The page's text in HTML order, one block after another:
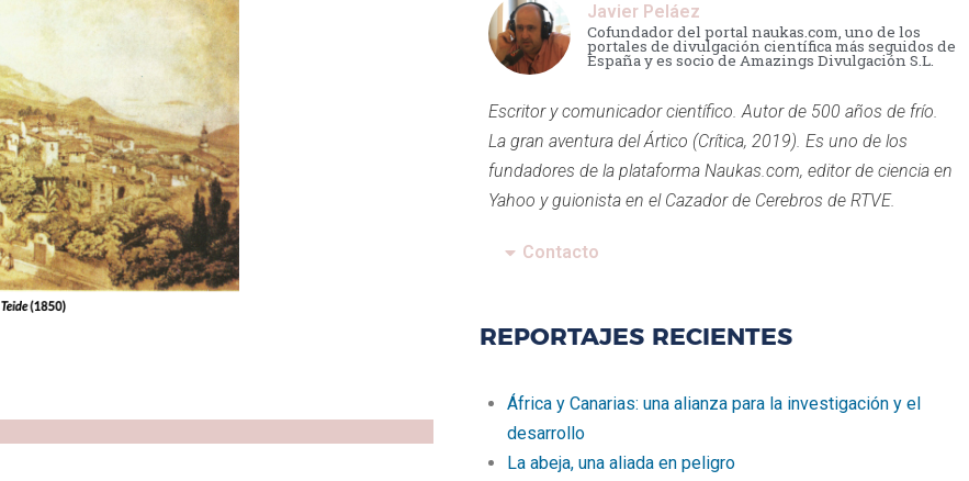
Javier Peláez
Cofundador del portal naukas.com, uno de los
portales de divulgación científica más seguidos de
España y es socio de Amazings Divulgación S.L.
Escritor y comunicador científico. Autor de 500 años de frío.
La gran aventura del Ártico (Crítica, 2019). Es uno de los
fundadores de la plataforma Naukas.com, editor de ciencia en
Yahoo y guionista en el Cazador de Cerebros de RTVE.
Contacto
REPORTAJES RECIENTES
África y Canarias: una alianza para la investigación y el
desarrollo
La abeja, una aliada en peligro